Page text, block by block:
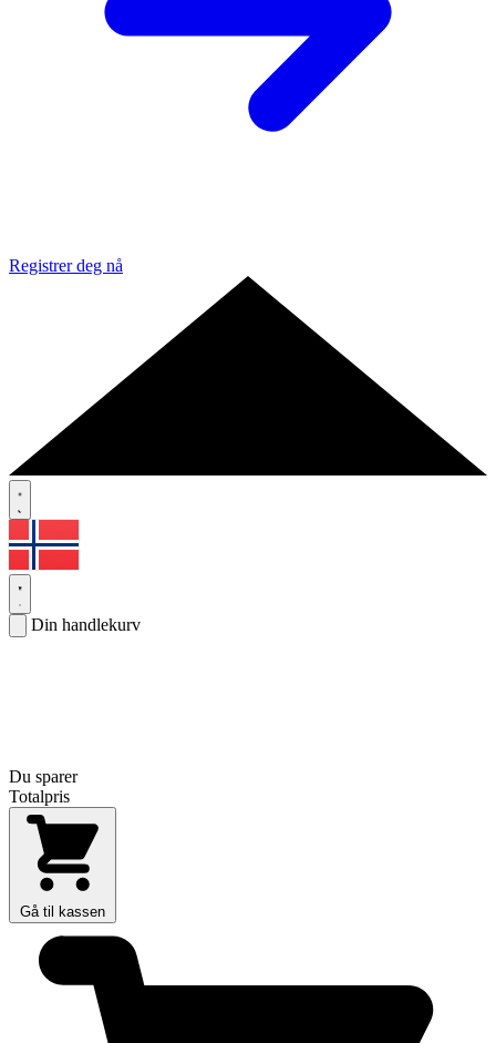
Registrer deg nå
Din handlekurv
Du sparer
Totalpris
Gå til kassen